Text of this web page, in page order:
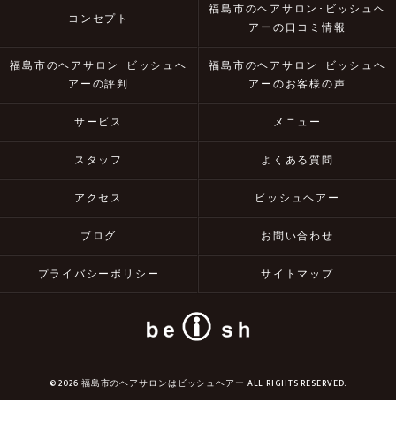
コンセプト
福島市のヘアサロン･ビッシュヘ
アーの口コミ情報
福島市のヘアサロン･ビッシュヘ
アーの評判
福島市のヘアサロン･ビッシュヘ
アーのお客様の声
サービス メニュー
スタッフ よくある質問
アクセス ビッシュヘアー
ブログ お問い合わせ
プライバシーポリシー サイトマップ
© 2026 福島市のヘアサロンはビッシュヘアー ALL RIGHTS RESERVED.